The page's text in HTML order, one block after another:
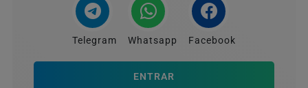
Telegram Whatsapp Facebook
ENTRAR